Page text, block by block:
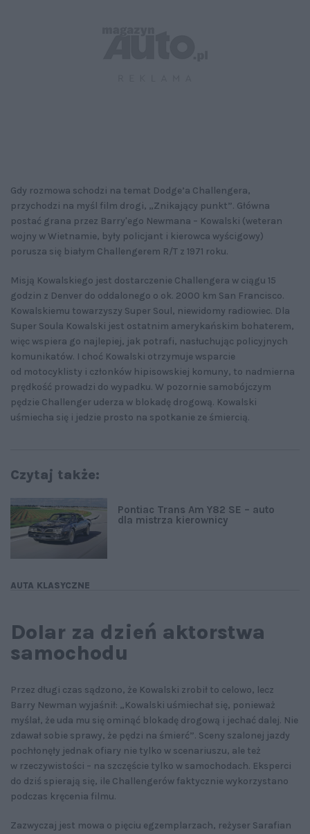
Gdy rozmowa schodzi na temat Dodge’a Challengera,
przychodzi na myśl film drogi, „Znikający punkt”. Główna
postać grana przez Barry'ego Newmana – Kowalski (weteran
wojny w Wietnamie, były policjant i kierowca wyścigowy)
porusza się białym Challengerem R/T z 1971 roku.
Misją Kowalskiego jest dostarczenie Challengera w ciągu 15
godzin z Denver do oddalonego o ok. 2000 km San Francisco.
Kowalskiemu towarzyszy Super Soul, niewidomy radiowiec. Dla
Super Soula Kowalski jest ostatnim amerykańskim bohaterem,
więc wspiera go najlepiej, jak potrafi, nasłuchując policyjnych
komunikatów. I choć Kowalski otrzymuje wsparcie
od motocyklisty i członków hipisowskiej komuny, to nadmierna
prędkość prowadzi do wypadku. W pozornie samobójczym
pędzie Challenger uderza w blokadę drogową. Kowalski
uśmiecha się i jedzie prosto na spotkanie ze śmiercią.
Czytaj także:
AUTA KLASYCZNE
Pontiac Trans Am Y82 SE – auto
dla mistrza kierownicy
Dolar za dzień aktorstwa
samochodu
Przez długi czas sądzono, że Kowalski zrobił to celowo, lecz
Barry Newman wyjaśnił: „Kowalski uśmiechał się, ponieważ
myślał, że uda mu się ominąć blokadę drogową i jechać dalej. Nie
zdawał sobie sprawy, że pędzi na śmierć”. Sceny szalonej jazdy
pochłonęły jednak ofiary nie tylko w scenariuszu, ale też
w rzeczywistości – na szczęście tylko w samochodach. Eksperci
do dziś spierają się, ile Challengerów faktycznie wykorzystano
podczas kręcenia filmu.
Zazwyczaj jest mowa o pięciu egzemplarzach, reżyser Sarafian